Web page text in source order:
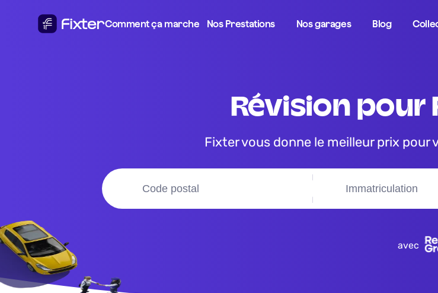
Nos Prestations Nos garages
Comment ça marche Blog
révision pour
Fixter vous donne le meilleur prix
avec